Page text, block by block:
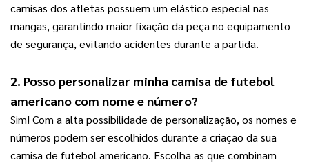
camisas dos atletas possuem um elástico especial nas
mangas, garantindo maior fixação da peça no equipamento
de segurança, evitando acidentes durante a partida.
2. Posso personalizar minha camisa de futebol
americano com nome e número?
Sim! Com a alta possibilidade de personalização, os nomes e
números podem ser escolhidos durante a criação da sua
camisa de futebol americano. Escolha as que combinam